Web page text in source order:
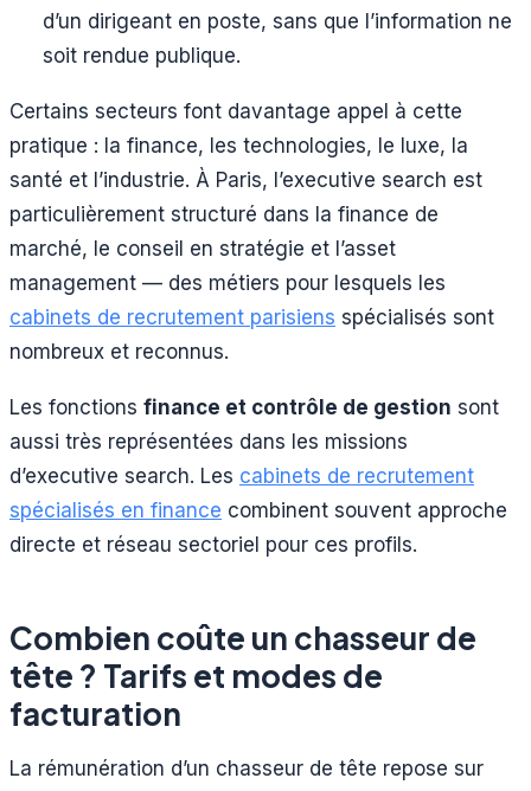
d’un dirigeant en poste, sans que l’information ne
soit rendue publique.
Certains secteurs font davantage appel à cette
pratique : la finance, les technologies, le luxe, la
santé et l’industrie. À Paris, l’executive search est
particulièrement structuré dans la finance de
marché, le conseil en stratégie et l’asset
management — des métiers pour lesquels les
cabinets de recrutement parisiens spécialisés sont
nombreux et reconnus.
Les fonctions finance et contrôle de gestion sont
aussi très représentées dans les missions
d’executive search. Les cabinets de recrutement
spécialisés en finance combinent souvent approche
directe et réseau sectoriel pour ces profils.
Combien coûte un chasseur de
tête ? Tarifs et modes de
facturation
La rémunération d’un chasseur de tête repose sur